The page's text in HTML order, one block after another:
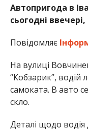
Автопригода в
сьогодні
Повідомляє
На вулиці
“Кобзарик”, водій
самоката. В авто
скло.
Деталі щодо водія